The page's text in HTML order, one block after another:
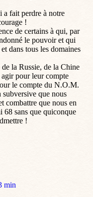
a fait perdre à notre
!
de certains à qui, par
le pouvoir et qui
dans tous les domaines
la Russie, de la Chine
pour leur compte
le compte du N.O.M.
que nous
combattre que nous en
68 sans que quiconque
!
min